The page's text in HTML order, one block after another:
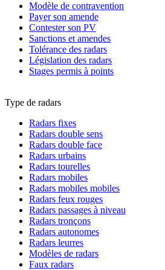
Modèle de contravention
Payer son amende
Contester son PV
Sanctions et amendes
Tolérance des radars
Législation des radars
Stages permis à points
Type de radars
Radars fixes
Radars double sens
Radars double face
Radars urbains
Radars tourelles
Radars mobiles
Radars mobiles mobiles
Radars feux rouges
Radars passages à niveau
Radars tronçons
Radars autonomes
Radars leurres
Modèles de radars
Faux radars